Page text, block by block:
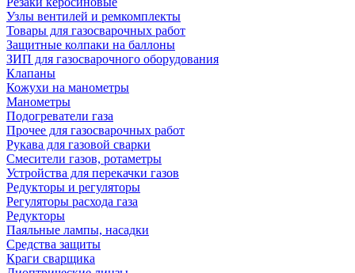
Узлы вентилей и ремкомплекты
Товары для газосварочных работ
Защитные колпаки на баллоны
ЗИП для газосварочного оборудования
Клапаны
Кожухи на манометры
Манометры
Подогреватели газа
Прочее для газосварочных работ
Рукава для газовой сварки
Смесители газов, ротаметры
Устройства для перекачки газов
Редукторы и регуляторы
Регуляторы расхода газа
Редукторы
Паяльные лампы, насадки
Средства защиты
Краги сварщика